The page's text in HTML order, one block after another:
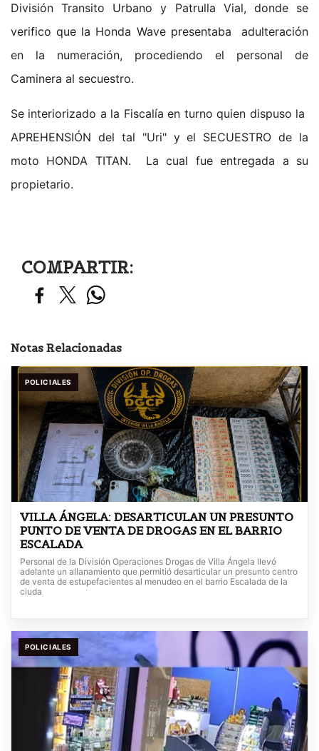
División Transito Urbano y Patrulla Vial, donde se
verifico que la Honda Wave presentaba adulteración
en la numeración, procediendo el personal de
Caminera al secuestro.
Se interiorizado a la Fiscalía en turno quien dispuso la
APREHENSIÓN del tal "Uri" y el SECUESTRO de la
moto HONDA TITAN. La cual fue entregada a su
propietario.
COMPARTIR:
Notas Relacionadas
POLICIALES
VILLA ÁNGELA: DESARTICULAN UN PRESUNTO
PUNTO DE VENTA DE DROGAS EN EL BARRIO
ESCALADA
Personal de la División Operaciones Drogas de Villa Ángela llevó
adelante un allanamiento que permitió desarticular un presunto centro
de venta de estupefacientes al menudeo en el barrio Escalada de la
ciuda
POLICIALES